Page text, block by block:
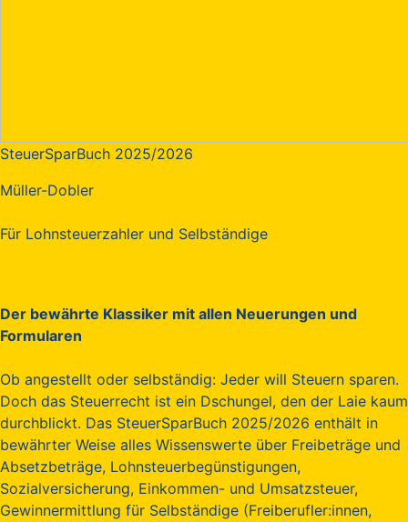
SteuerSparBuch 2025/2026
Müller-Dobler
Für Lohnsteuerzahler und Selbständige
Der bewährte Klassiker mit allen Neuerungen und
Formularen
Ob angestellt oder selbständig: Jeder will Steuern sparen.
Doch das Steuerrecht ist ein Dschungel, den der Laie kaum
durchblickt. Das SteuerSparBuch 2025/2026 enthält in
bewährter Weise alles Wissenswerte über Freibeträge und
Absetzbeträge, Lohnsteuerbegünstigungen,
Sozialversicherung, Einkommen- und Umsatzsteuer,
Gewinnermittlung für Selbständige (Freiberufler:innen,